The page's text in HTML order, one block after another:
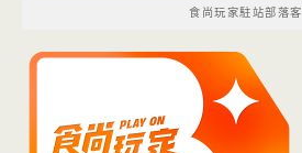
食尚玩家駐站部落客